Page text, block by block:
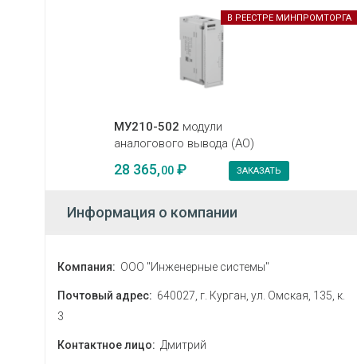
МУ210-502 модули
аналогового вывода (AO)
28 365,00 ₽ ЗАКАЗАТЬ
В РЕЕСТРЕ МИНПРОМТОРГА
Информация о компании
Компания: ООО "Инженерные системы"
Почтовый адрес: 640027, г. Курган, ул. Омская, 135, к.
3
Контактное лицо: Дмитрий